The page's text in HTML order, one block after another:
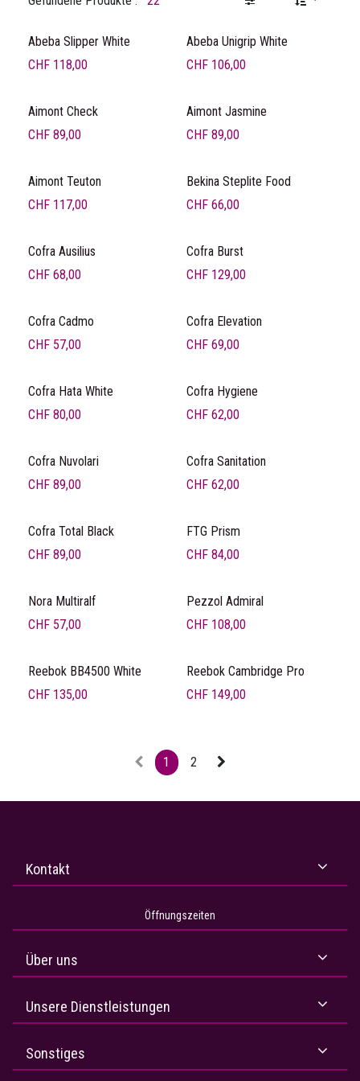
Abeba Slipper White
CHF 118,00
Abeba Unigrip White
CHF 106,00
Aimont Check
CHF 89,00
Aimont Jasmine
CHF 89,00
Aimont Teuton
CHF 117,00
Bekina Steplite Food
CHF 66,00
Cofra Ausilius
CHF 68,00
Cofra Burst
CHF 129,00
Cofra Cadmo
CHF 57,00
Cofra Elevation
CHF 69,00
Cofra Hata White
CHF 80,00
Cofra Hygiene
CHF 62,00
Cofra Nuvolari
CHF 89,00
Cofra Sanitation
CHF 62,00
Cofra Total Black
CHF 89,00
FTG Prism
CHF 84,00
Nora Multiralf
CHF 57,00
Pezzol Admiral
CHF 108,00
Reebok BB4500 White
CHF 135,00
Reebok Cambridge Pro
CHF 149,00
1 2
Kontakt
Öffnungszeiten
Über uns
Unsere Dienstleistungen
Sonstiges